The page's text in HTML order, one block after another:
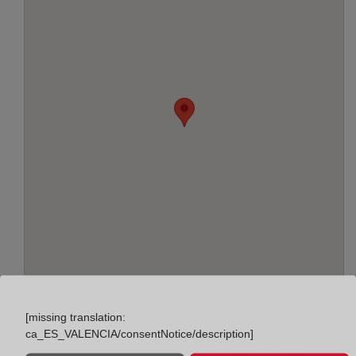
Plaza de la Constitución, s/n, 15702
Horario:
[missing translation:
ca_ES_VALENCIA/consentNotice/description]